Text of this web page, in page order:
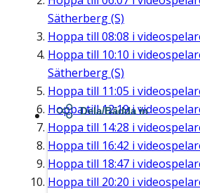
Sätherberg (S)
Hoppa till 08:08 i
Hoppa till 10:10 i
Sätherberg (S)
Hoppa till 11:05 i
Hoppa till12:19i
Hoppa till 14:28 i
Hoppa till 16:42 i
Hoppa till 18:47 i
Hoppa till 20:20 i
Dela/Bädda in